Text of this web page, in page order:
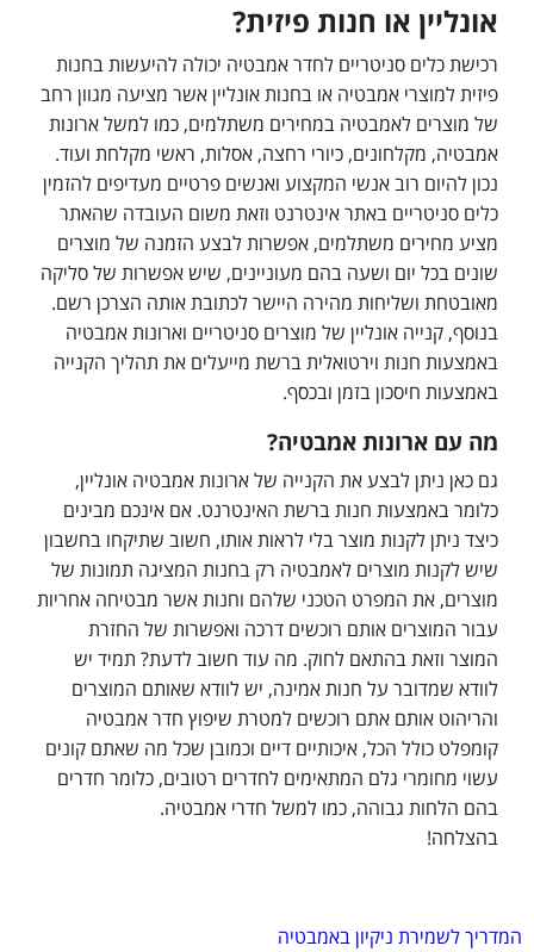
אונליין או חנות פיזית?
רכישת כלים סניטריים לחדר אמבטיה יכולה להיעשות בחנות
פיזית למוצרי אמבטיה או בחנות אונליין אשר מציעה מגוון רחב
של מוצרים לאמבטיה במחירים משתלמים, כמו למשל ארונות
אמבטיה, מקלחונים, כיורי רחצה, אסלות, ראשי מקלחת ועוד.
נכון להיום רוב אנשי המקצוע ואנשים פרטיים מעדיפים להזמין
כלים סניטריים באתר אינטרנט וזאת משום העובדה שהאתר
מציע מחירים משתלמים, אפשרות לבצע הזמנה של מוצרים
שונים בכל יום ושעה בהם מעוניינים, שיש אפשרות של סליקה
מאובטחת ושליחות מהירה היישר לכתובת אותה הצרכן רשם.
בנוסף, קנייה אונליין של מוצרים סניטריים וארונות אמבטיה
באמצעות חנות וירטואלית ברשת מייעלים את תהליך הקנייה
באמצעות חיסכון בזמן ובכסף.
מה עם ארונות אמבטיה?
גם כאן ניתן לבצע את הקנייה של ארונות אמבטיה אונליין,
כלומר באמצעות חנות ברשת האינטרנט. אם אינכם מבינים
כיצד ניתן לקנות מוצר בלי לראות אותו, חשוב שתיקחו בחשבון
שיש לקנות מוצרים לאמבטיה רק בחנות המציגה תמונות של
מוצרים, את המפרט הטכני שלהם וחנות אשר מבטיחה אחריות
עבור המוצרים אותם רוכשים דרכה ואפשרות של החזרת
המוצר וזאת בהתאם לחוק. מה עוד חשוב לדעת? תמיד יש
לוודא שמדובר על חנות אמינה, יש לוודא שאותם המוצרים
והריהוט אותם אתם רוכשים למטרת שיפוץ חדר אמבטיה
קומפלט כולל הכל, איכותיים דיים וכמובן שכל מה שאתם קונים
עשוי מחומרי גלם המתאימים לחדרים רטובים, כלומר חדרים
בהם הלחות גבוהה, כמו למשל חדרי אמבטיה.
בהצלחה!
המדריך לשמירת ניקיון באמבטיה